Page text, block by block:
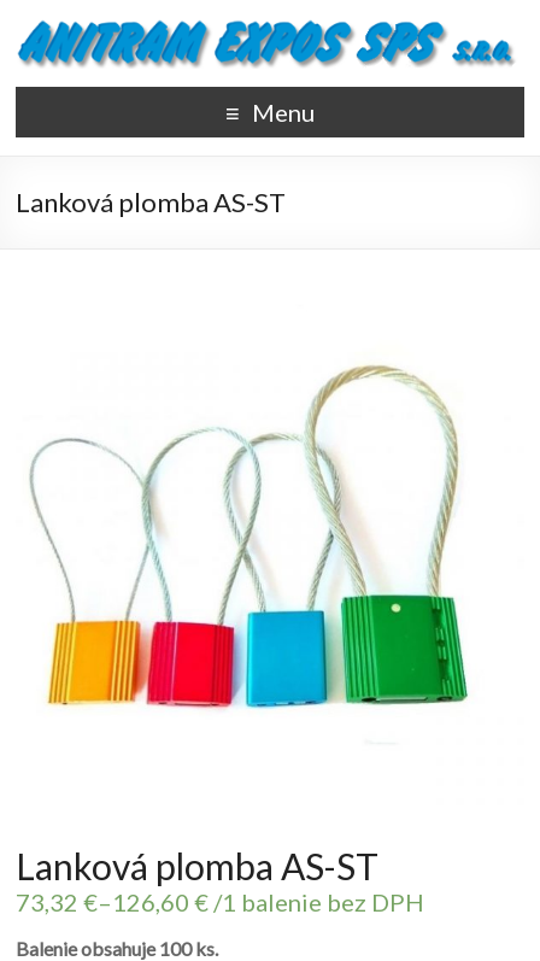
Menu
Lanková plomba AS-ST
Lanková plomba AS-ST
73,32€–126,60€ /1 balenie bez DPH
Balenie obsahuje 100 ks.